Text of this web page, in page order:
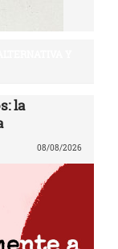
la
08/08/2026